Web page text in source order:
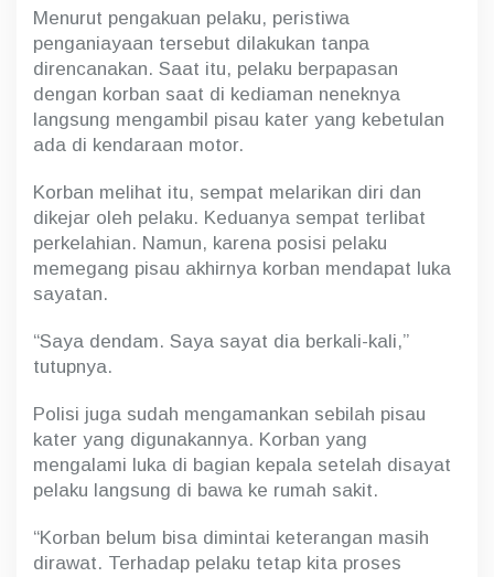
Menurut pengakuan pelaku, peristiwa
penganiayaan tersebut dilakukan tanpa
direncanakan. Saat itu, pelaku berpapasan
dengan korban saat di kediaman neneknya
langsung mengambil pisau kater yang kebetulan
ada di kendaraan motor.
Korban melihat itu, sempat melarikan diri dan
dikejar oleh pelaku. Keduanya sempat terlibat
perkelahian. Namun, karena posisi pelaku
memegang pisau akhirnya korban mendapat luka
sayatan.
“Saya dendam. Saya sayat dia berkali-kali,”
tutupnya.
Polisi juga sudah mengamankan sebilah pisau
kater yang digunakannya. Korban yang
mengalami luka di bagian kepala setelah disayat
pelaku langsung di bawa ke rumah sakit.
“Korban belum bisa dimintai keterangan masih
dirawat. Terhadap pelaku tetap kita proses